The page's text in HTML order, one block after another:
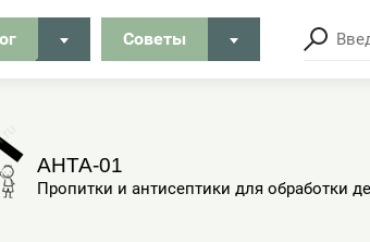
Советы
АНТА-01
Пропитки и антисептики для обработки